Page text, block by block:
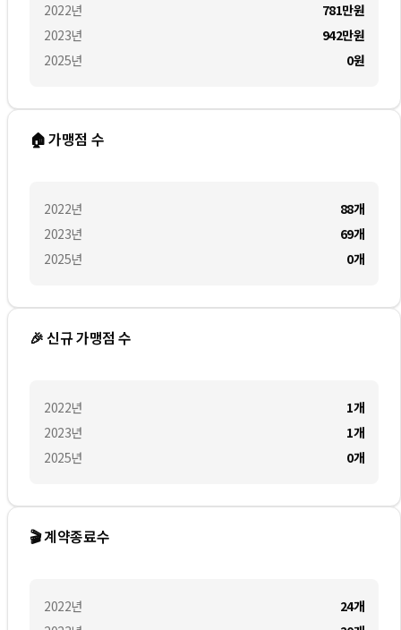
2022년
2023년
2025년
781만원
942만원
0원
🏠 가맹점 수
2022년
2023년
2025년
88개
69개
0개
🎉 신규 가맹점 수
2022년
2023년
2025년
1개
1개
0개
🎬 계약종료수
2022년
24개